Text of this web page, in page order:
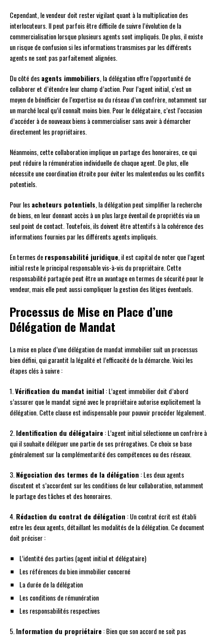
Cependant, le vendeur doit rester vigilant quant à la multiplication des
interlocuteurs. Il peut parfois être difficile de suivre l’évolution de la
commercialisation lorsque plusieurs agents sont impliqués. De plus, il existe
un risque de confusion si les informations transmises par les différents
agents ne sont pas parfaitement alignées.
Du côté desagents immobiliers , la délégation offre l’opportunité de
collaborer et d’étendre leur champ d’action. Pour l’agent initial, c’est un
moyen de bénéficier de l’expertise ou du réseau d’un confrère, notamment sur
un marché local qu’il connaît moins bien. Pour le délégataire, c’est l’occasion
d’accéder à de nouveaux biens à commercialiser sans avoir à démarcher
directement les propriétaires.
Néanmoins, cette collaboration implique un partage des honoraires, ce qui
peut réduire la rémunération individuelle de chaque agent. De plus, elle
nécessite une coordination étroite pour éviter les malentendus ou les conflits
potentiels.
Pour lesacheteurs potentiels , la délégation peut simplifier la recherche
de biens, en leur donnant accès à un plus large éventail de propriétés via un
seul point de contact. Toutefois, ils doivent être attentifs à la cohérence des
informations fournies par les différents agents impliqués.
En termes deresponsabilité juridique , il est capital de noter que l’agent
initial reste le principal responsable vis-à-vis du propriétaire. Cette
responsabilité partagée peut être un avantage en termes de sécurité pour le
vendeur, mais elle peut aussi compliquer la gestion des litiges éventuels.
Processus de Mise en Place d’une
Délégation de Mandat
La mise en place d’une délégation de mandat immobilier suit un processus
bien défini, qui garantit la légalité et l’efficacité de la démarche. Voici les
étapes clés à suivre :
1. Vérification du mandat initial: L’agent immobilier doit d’abord
s’assurer que le mandat signé avec le propriétaire autorise explicitement la
délégation. Cette clause est indispensable pour pouvoir procéder légalement.
2. Identification du délégataire: L’agent initial sélectionne un confrère à
qui il souhaite déléguer une partie de ses prérogatives. Ce choix se base
généralement sur la complémentarité des compétences ou des réseaux.
3. Négociation des termes de la délégation : Les deux agents
discutent et s’accordent sur les conditions de leur collaboration, notamment
le partage des tâches et des honoraires.
4. Rédaction du contrat de délégation : Un contrat écrit est établi
entre les deux agents, détaillant les modalités de la délégation. Ce document
doit préciser :
L’identité des parties (agent initial et délégataire)
Les références du bien immobilier concerné
La durée de la délégation
Les conditions de rémunération
Les responsabilités respectives
5. Information du propriétaire: Bien que son accord ne soit pas